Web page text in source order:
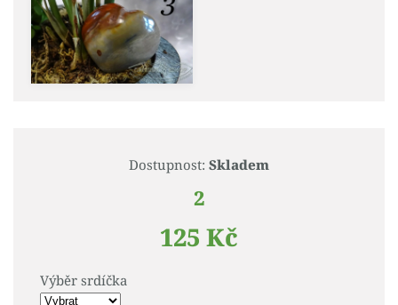
Dostupnost: Skladem
2
125 Kč
Výběr srdíčka